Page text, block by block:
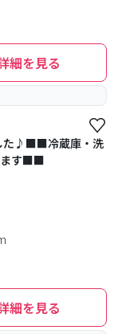
細を見る
た♪■■冷蔵庫・洗
ます■■
細を見る